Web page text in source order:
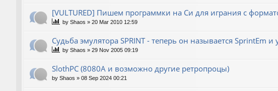
[VULTURED] Пишем программки на Си для играния с
by Shaos » 20 Mar 2010 12:59
Судьба эмулятора SPRINT - теперь он называется SprintEm
by Shaos » 29 Nov 2005 09:19
SlothPC (8080A и возможно другие ретропроцы)
by Shaos » 08 Sep 2024 00:21